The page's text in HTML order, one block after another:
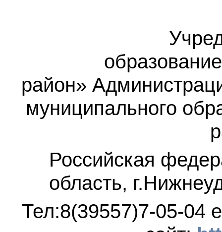
район»
муниципального
Российская
область,
Тел:8(39557)7-05-04